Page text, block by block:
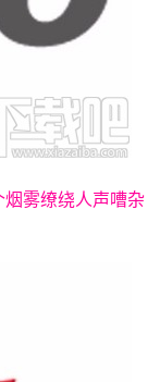
雾缭绕人声嘈杂